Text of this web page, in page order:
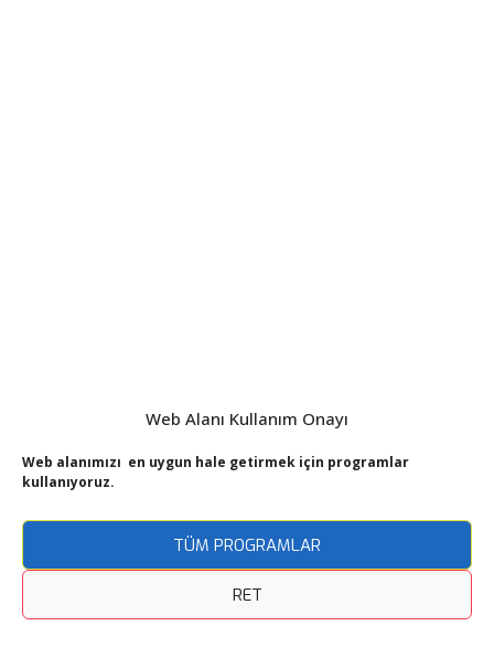
Web Alanı Kullanım Onayı
Web alanımızı en uygun hale getirmek için programlar
kullanıyoruz.
TÜM PROGRAMLAR
RET